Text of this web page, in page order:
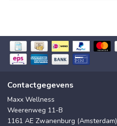
Contactgegevens
Maxx Wellness
Weerenweg 11-B
1161 AE Zwanenburg (Amsterdam)